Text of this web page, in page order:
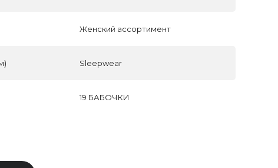
Женский ассортимент
Sleepwear
19 БАБОЧКИ